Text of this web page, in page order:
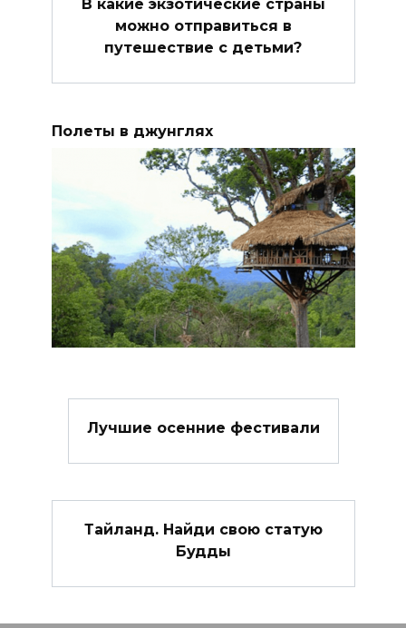
В какие экзотические страны
можно отправиться в
путешествие с детьми?
Полеты в джунглях
Лучшие осенние фестивали
Тайланд. Найди свою статую
Будды